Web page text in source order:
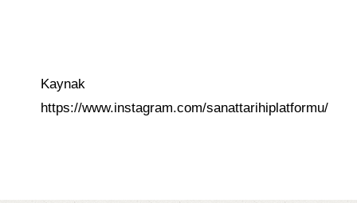
Kaynak
https://www.instagram.com/sanattarihiplatformu/